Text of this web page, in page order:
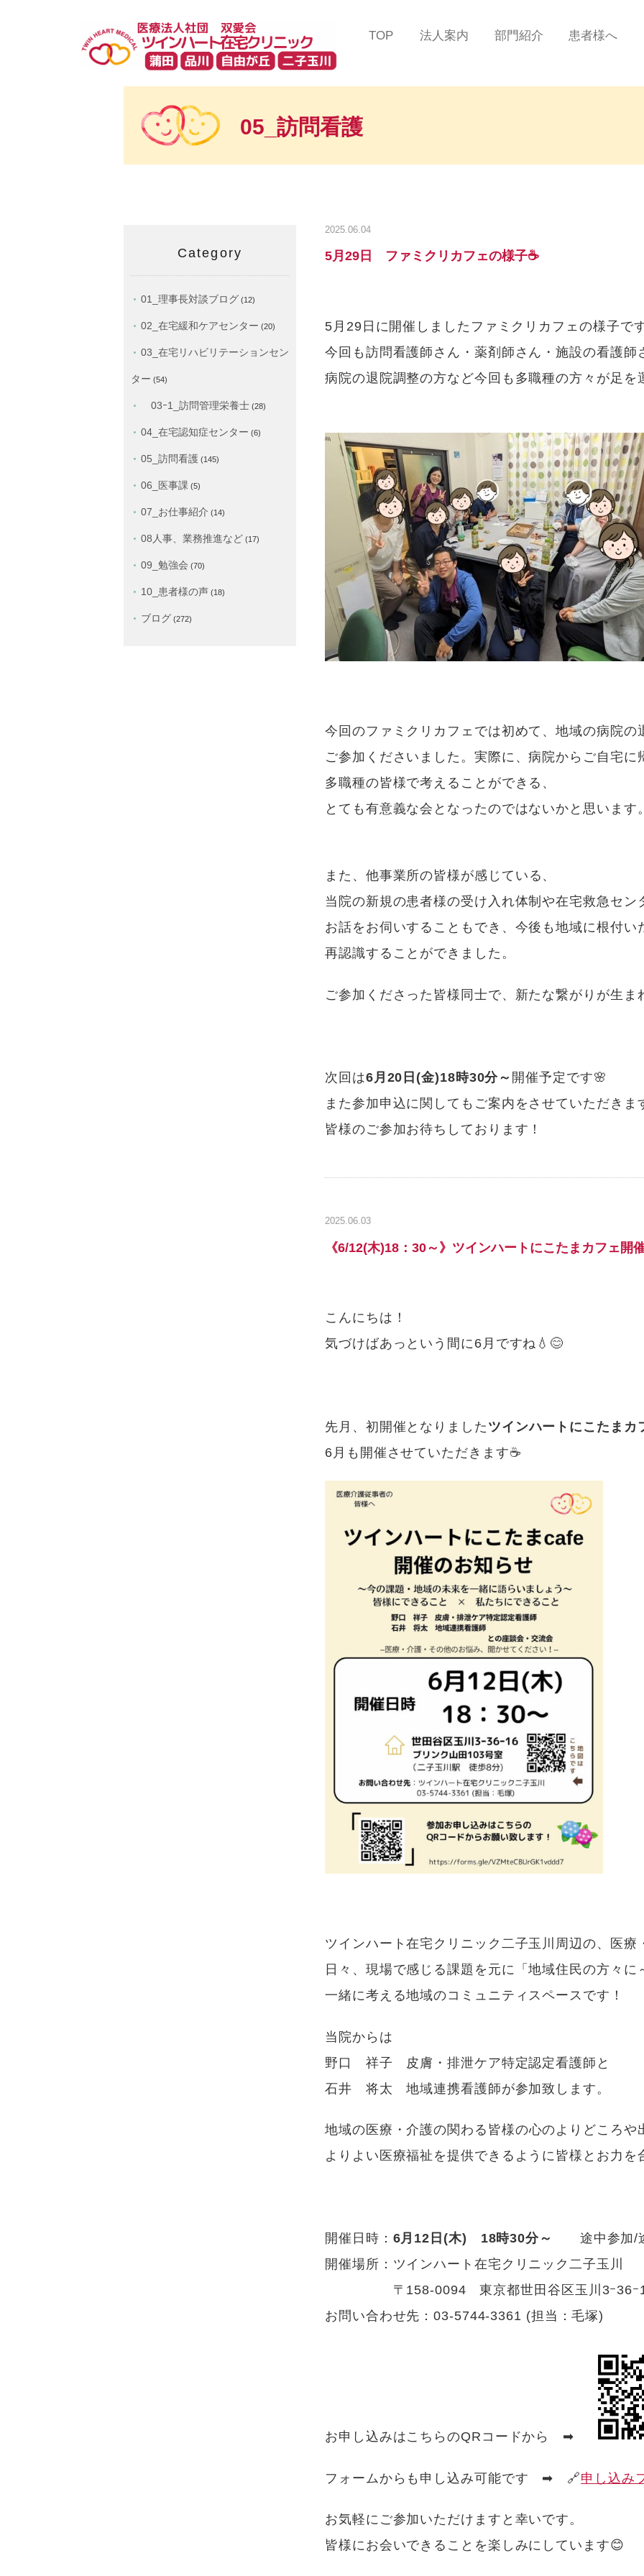
TOP 法人案内
ック品川
ツインハート在宅クリニ
ック二子玉川
ブログ
Instagram
情報セキュリティ基本方
針
プライバシーポリシー
部門紹介
訪問看護部門
訪問栄養部門
患者様相談室
患者様へ
05_訪問看護
2025.06.04
5月29日 ファミクリカフェの様子☕
5月29日に開催しましたファミクリカフェの様子で
今回も訪問看護師さん・薬剤師さん・施設の看護師
病院の退院調整の方など今回も多職種の方々が足を
今回のファミクリカフェでは初めて、地域の病院の
ご参加くださいました。実際に、病院からご自宅
多職種の皆様で考えることができる、
とても有意義な会となったのではないかと思います
また、他事業所の皆様が感じている、
当院の新規の患者様の受け入れ体制や在宅救急セン
お話をお伺いすることもでき、今後も地域に根付
再認識することができました。
ご参加くださった皆様同士で、新たな繋がりが生ま
次回は6月20日(金)18時30分～ 開催予定です🌸
また参加申込に関してもご案内をさせていただきま
皆様のご参加お待ちしております！
2025.06.03
《6/12(木)18：30～》ツインハートにこたまカフェ開
こんにちは！
気づけばあっという間に6月ですね💧😊
先月、初開催となりました ツインハートにこたまカ
6月も開催させていただきます☕
ツインハート在宅クリニック二子玉川周辺の、医療
日々、現場で感じる課題を元に「地域住民の方々
一緒に考える地域のコミュニティスペースです！
当院からは
野口 祥子 皮膚・排泄ケア特定認定看護師と
石井 将太 地域連携看護師が参加致します。
地域の医療・介護の関わる皆様の心のよりどころや
よりよい医療福祉を提供できるように皆様とお力
開催日時： 6月12日(木) 18時30分～
途中参加/
開催場所：ツインハート在宅クリニック二子玉川
〒158-0094 東京都世田谷区玉川3ｰ36ｰ16
お問い合わせ先：03-5744-3361 (担当：毛塚)
お申し込みはこちらのQRコードから ➡
フォームからも申し込み可能です ➡ 🔗申し込み
お気軽にご参加いただけますと幸いです。
皆様にお会いできることを楽しみにしています😊
Category
01_理事長対談ブログ (12)
02_在宅緩和ケアセンター (20)
03_在宅リハビリテーションセン
ター (54)
03ｰ1_訪問管理栄養士 (28)
04_在宅認知症センター (6)
05_訪問看護 (145)
06_医事課 (5)
07_お仕事紹介 (14)
08人事、業務推進など (17)
09_勉強会 (70)
10_患者様の声 (18)
ブログ (272)